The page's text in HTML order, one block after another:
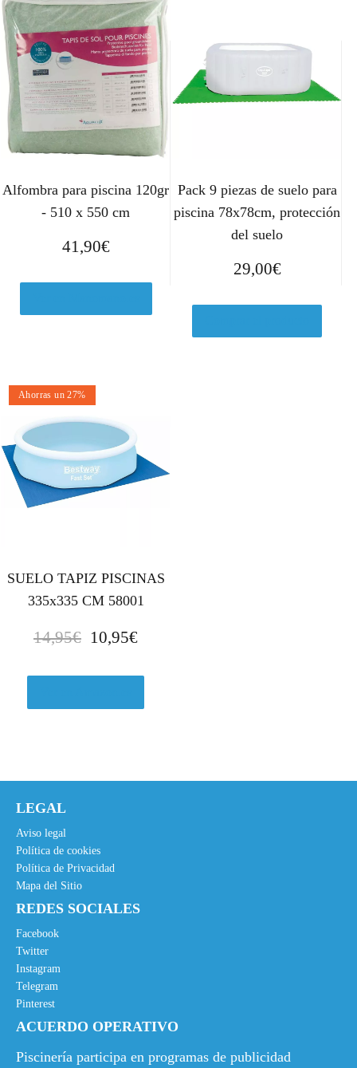
Alfombra para piscina 120gr
- 510 x 550 cm
41,90€
Pack 9 piezas de suelo para
piscina 78x78cm, protección
del suelo
29,00€
Ahorras un 27%
SUELO TAPIZ PISCINAS
335x335 CM 58001
14,95€ E
p
e
g
i
a
1
4
10,95€
p
e
e
9
5
LEGAL
Aviso legal
Política de cookies
Política de Privacidad
Mapa del Sitio
REDES SOCIALES
Facebook
Twitter
Instagram
Telegram
Pinterest
ACUERDO OPERATIVO
Piscinería participa en programas de publicidad